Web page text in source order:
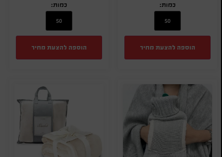
כמות:
הוספה להצעת מחיר
כמות:
הוספה להצעת מחיר